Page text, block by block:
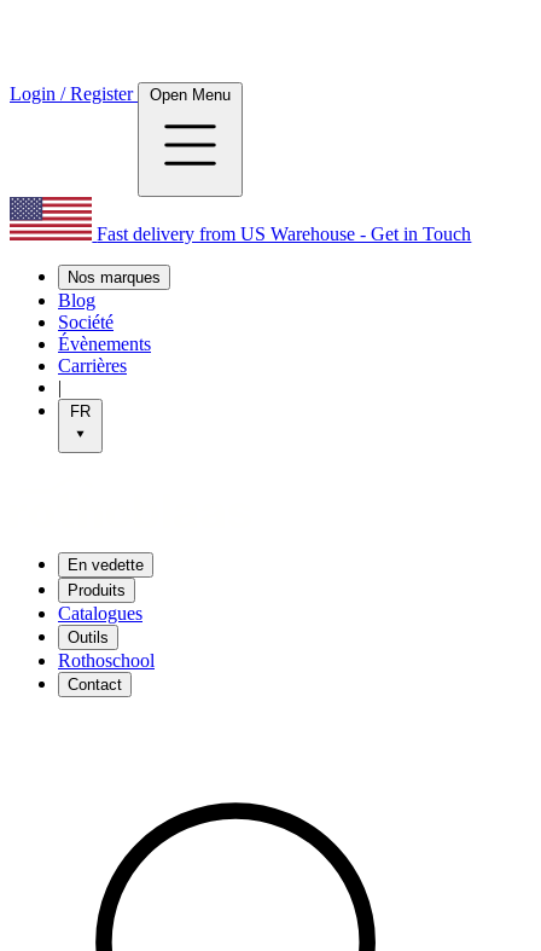
Login / Register Open Menu
Fast delivery from US Warehouse - Get in Touch
Nos marques
Blog
Société
Évènements
Carrières
|
FR
En vedette
Produits
Catalogues
Outils
Rothoschool
Contact